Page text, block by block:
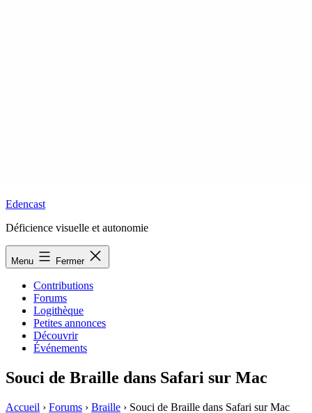
Edencast
Déficience visuelle et autonomie
Menu Fermer
Contributions
Forums
Logithèque
Petites annonces
Découvrir
Événements
Souci de Braille dans Safari sur Mac
Accueil › Forums › Braille › Souci de Braille dans Safari sur Mac